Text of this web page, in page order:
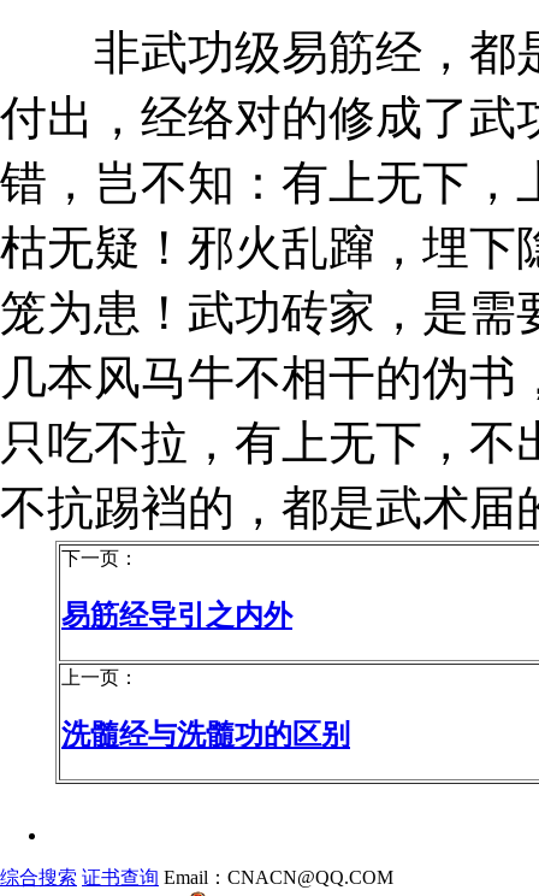
非武功级易筋经，都
付出，经络对的修成了武
错，岂不知：有上无下，
枯无疑！邪火乱蹿，埋下
笼为患！武功砖家，是需
几本风马牛不相干的伪
只吃不拉，有上无下，
不抗踢裆的，都是武术届
下一页：
易筋经导引之内外
上一页：
洗髓经与洗髓功的区别
综合搜索 证书查询 Email：CNACN@QQ.COM